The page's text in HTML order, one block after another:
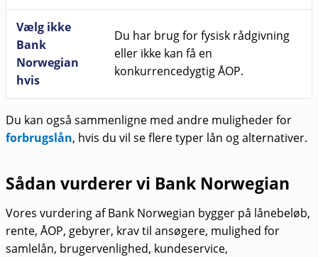
Vælg ikke
Bank
Norwegian
hvis
Du har brug for fysisk rådgivning
eller ikke kan få en
konkurrencedygtig ÅOP.
Du kan også sammenligne med andre muligheder for
forbrugslån, hvis du vil se flere typer lån og alternativer.
Sådan vurderer vi Bank Norwegian
Vores vurdering af Bank Norwegian bygger på lånebeløb,
rente, ÅOP, gebyrer, krav til ansøgere, mulighed for
samlelån, brugervenlighed, kundeservice,